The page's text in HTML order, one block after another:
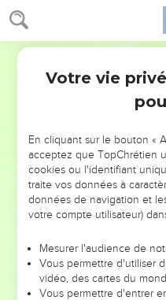
NE MANQUEZ
DE
ET SI LEURS ERREURS
leur foi ou leur vision. Mais
et les saisons difficiles qu'ils
sont elles qui
Votre vie
En cliquant sur le bouton «
acceptez que TopChrétien
cookies ou l'identifiant
traite vos données à
données de navigation et
votre compte utilisateur)
Mesurer l'audience de
Vous permettre d'utiliser
vidéo, des cartes du
Vous permettre d'entrer